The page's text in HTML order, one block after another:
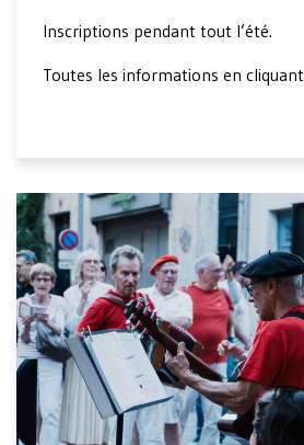
Inscriptions pendant tout l’été.
Toutes les informations en cliquant